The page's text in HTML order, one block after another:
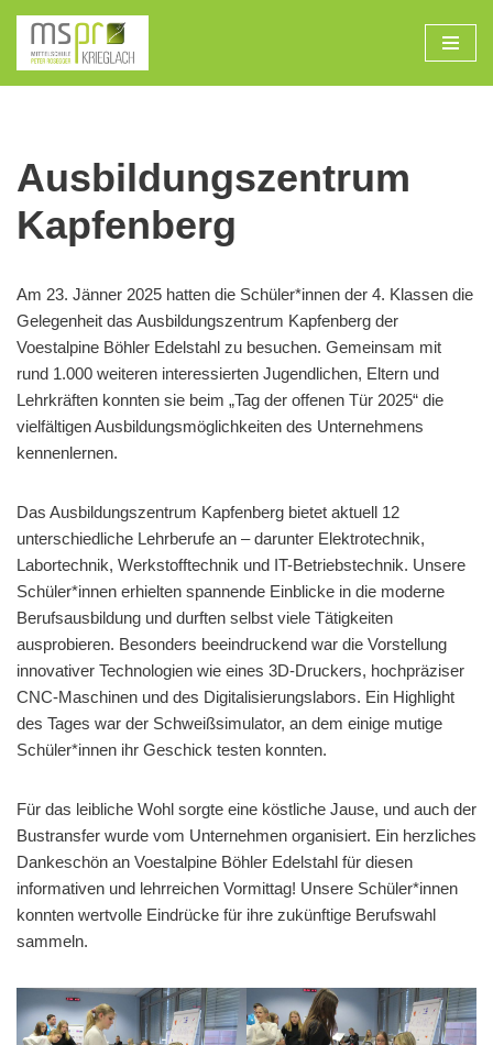
Zum
Inhalt
Ausbildungszentrum
Kapfenberg
Am 23. Jänner 2025 hatten die Schüler*innen der 4. Klassen die
Gelegenheit das Ausbildungszentrum Kapfenberg der
Voestalpine Böhler Edelstahl zu besuchen. Gemeinsam mit
rund 1.000 weiteren interessierten Jugendlichen, Eltern und
Lehrkräften konnten sie beim „Tag der offenen Tür 2025“ die
vielfältigen Ausbildungsmöglichkeiten des Unternehmens
kennenlernen.
Das Ausbildungszentrum Kapfenberg bietet aktuell 12
unterschiedliche Lehrberufe an – darunter Elektrotechnik,
Labortechnik, Werkstofftechnik und IT-Betriebstechnik. Unsere
Schüler*innen erhielten spannende Einblicke in die moderne
Berufsausbildung und durften selbst viele Tätigkeiten
ausprobieren. Besonders beeindruckend war die Vorstellung
innovativer Technologien wie eines 3D-Druckers, hochpräziser
CNC-Maschinen und des Digitalisierungslabors. Ein Highlight
des Tages war der Schweißsimulator, an dem einige mutige
Schüler*innen ihr Geschick testen konnten.
Für das leibliche Wohl sorgte eine köstliche Jause, und auch der
Bustransfer wurde vom Unternehmen organisiert. Ein herzliches
Dankeschön an Voestalpine Böhler Edelstahl für diesen
informativen und lehrreichen Vormittag! Unsere Schüler*innen
konnten wertvolle Eindrücke für ihre zukünftige Berufswahl
sammeln.